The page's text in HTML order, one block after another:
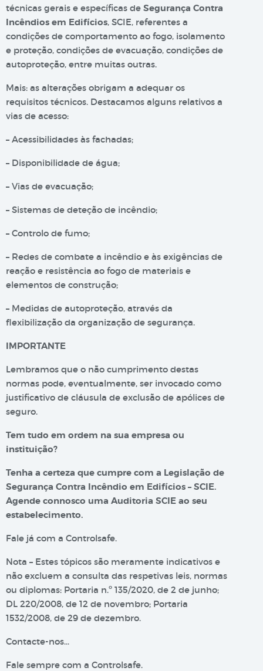
técnicas gerais e específicas de Segurança Contra
Incêndios em Edifícios, SCIE, referentes a
condições de comportamento ao fogo, isolamento
e proteção, condições de evacuação, condições de
autoproteção, entre muitas outras.
Mais: as alterações obrigam a adequar os
requisitos técnicos. Destacamos alguns relativos a
vias de acesso:
– Acessibilidades às fachadas;
– Disponibilidade de água;
– Vias de evacuação;
– Sistemas de deteção de incêndio;
– Controlo de fumo;
– Redes de combate a incêndio e às exigências de
reação e resistência ao fogo de materiais e
elementos de construção;
– Medidas de autoproteção, através da
flexibilização da organização de segurança.
IMPORTANTE
Lembramos que o não cumprimento destas
normas pode, eventualmente, ser invocado como
justificativo de cláusula de exclusão de apólices de
seguro.
Tem tudo em ordem na sua empresa ou
instituição?
Tenha a certeza que cumpre com a Legislação de
Segurança Contra Incêndio em Edifícios – SCIE.
Agende connosco uma Auditoria SCIE ao seu
estabelecimento.
Fale já com a Controlsafe.
Nota – Estes tópicos são meramente indicativos e
não excluem a consulta das respetivas leis, normas
ou diplomas: Portaria n.º 135/2020, de 2 de junho;
DL 220/2008, de 12 de novembro; Portaria
1532/2008, de 29 de dezembro.
Contacte-nos…
Fale sempre com a Controlsafe.